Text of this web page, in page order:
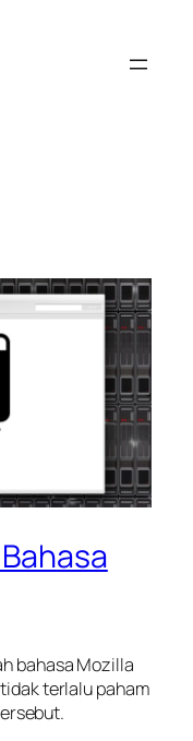
bahasa Mozilla
terlalu paham